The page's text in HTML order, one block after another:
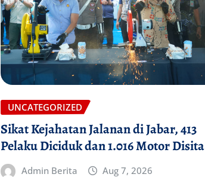
UNCATEGORIZED
Sikat Kejahatan Jalanan di Jabar, 413
Pelaku Diciduk dan 1.016 Motor Disita
Admin Berita Aug 7, 2026